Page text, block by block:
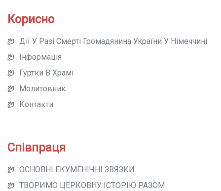
Корисно
Дії У Разі Смерті Громадянина України У Німеччині
Інформація
Гуртки В Храмі
Молитовник
Контакти
Співпраця
ОСНОВНІ ЕКУМЕНІЧНІ ЗВЯЗКИ
ТВОРИМО ЦЕРКОВНУ ІСТОРІЮ РАЗОМ